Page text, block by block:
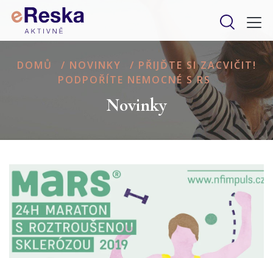
DOMŮ / NOVINKY / PŘIJĎTE SI ZACVIČIT!
PODPOŘÍTE NEMOCNÉ S RS
Novinky